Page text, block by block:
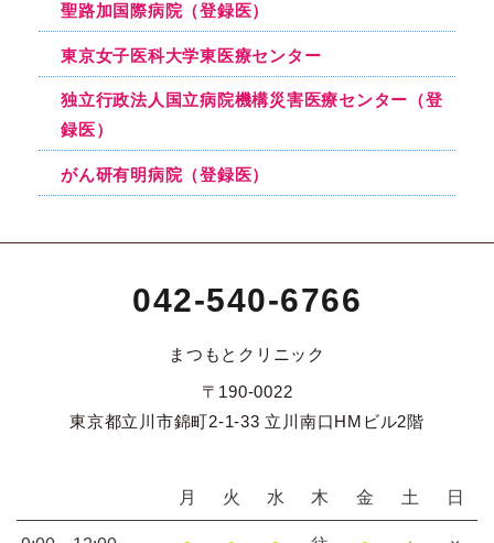
聖路加国際病院（登録医）
東京女子医科大学東医療センター
独立行政法人国立病院機構災害医療センター（登
録医）
がん研有明病院（登録医）
042-540-6766
まつもとクリニック
〒190-0022
東京都立川市錦町2-1-33 立川南口HMビル2階
月 火 水 木 金 土 日